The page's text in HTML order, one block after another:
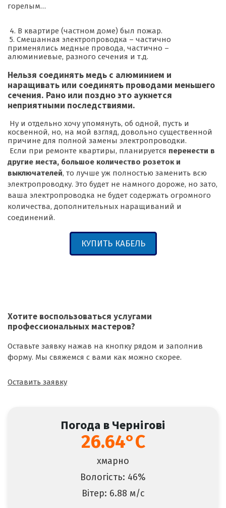
горелым…
4. В квартире (частном доме) был пожар.
5. Смешанная электропроводка – частично
применялись медные провода, частично –
алюминиевые, разного сечения и т.д.
Нельзя соединять медь с алюминием и
наращивать или соединять проводами меньшего
сечения. Рано или поздно это аукнется
неприятными последствиями.
Ну и отдельно хочу упомянуть, об одной, пусть и
косвенной, но, на мой взгляд, довольно существенной
причине для полной замены электропроводки.
Если при ремонте квартиры, планируется перенести в
другие места, большое количество розеток и
выключателей, то лучше уж полностью заменить всю
электропроводку. Это будет не намного дороже, но зато,
ваша электропроводка не будет содержать огромного
количества, дополнительных наращиваний и
соединений.
КУПИТЬ КАБЕЛЬ
Хотите воспользоваться услугами
профессиональных мастеров?
Оставьте заявку нажав на кнопку рядом и заполнив
форму. Мы свяжемся с вами как можно скорее.
Оставить заявку
Погода в Чернігові
26.64°C
хмарно
Вологість: 46%
Вітер: 6.88 м/с